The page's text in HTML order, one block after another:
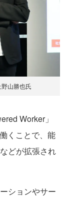
山勝也氏
Worker」
くことで、能
どが拡張され
ションやサー